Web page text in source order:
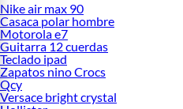
Nike air max 90
Casaca polar hombre
Motorola e7
Guitarra 12 cuerdas
Teclado ipad
Zapatos nino Crocs
Qcy
Versace bright crystal